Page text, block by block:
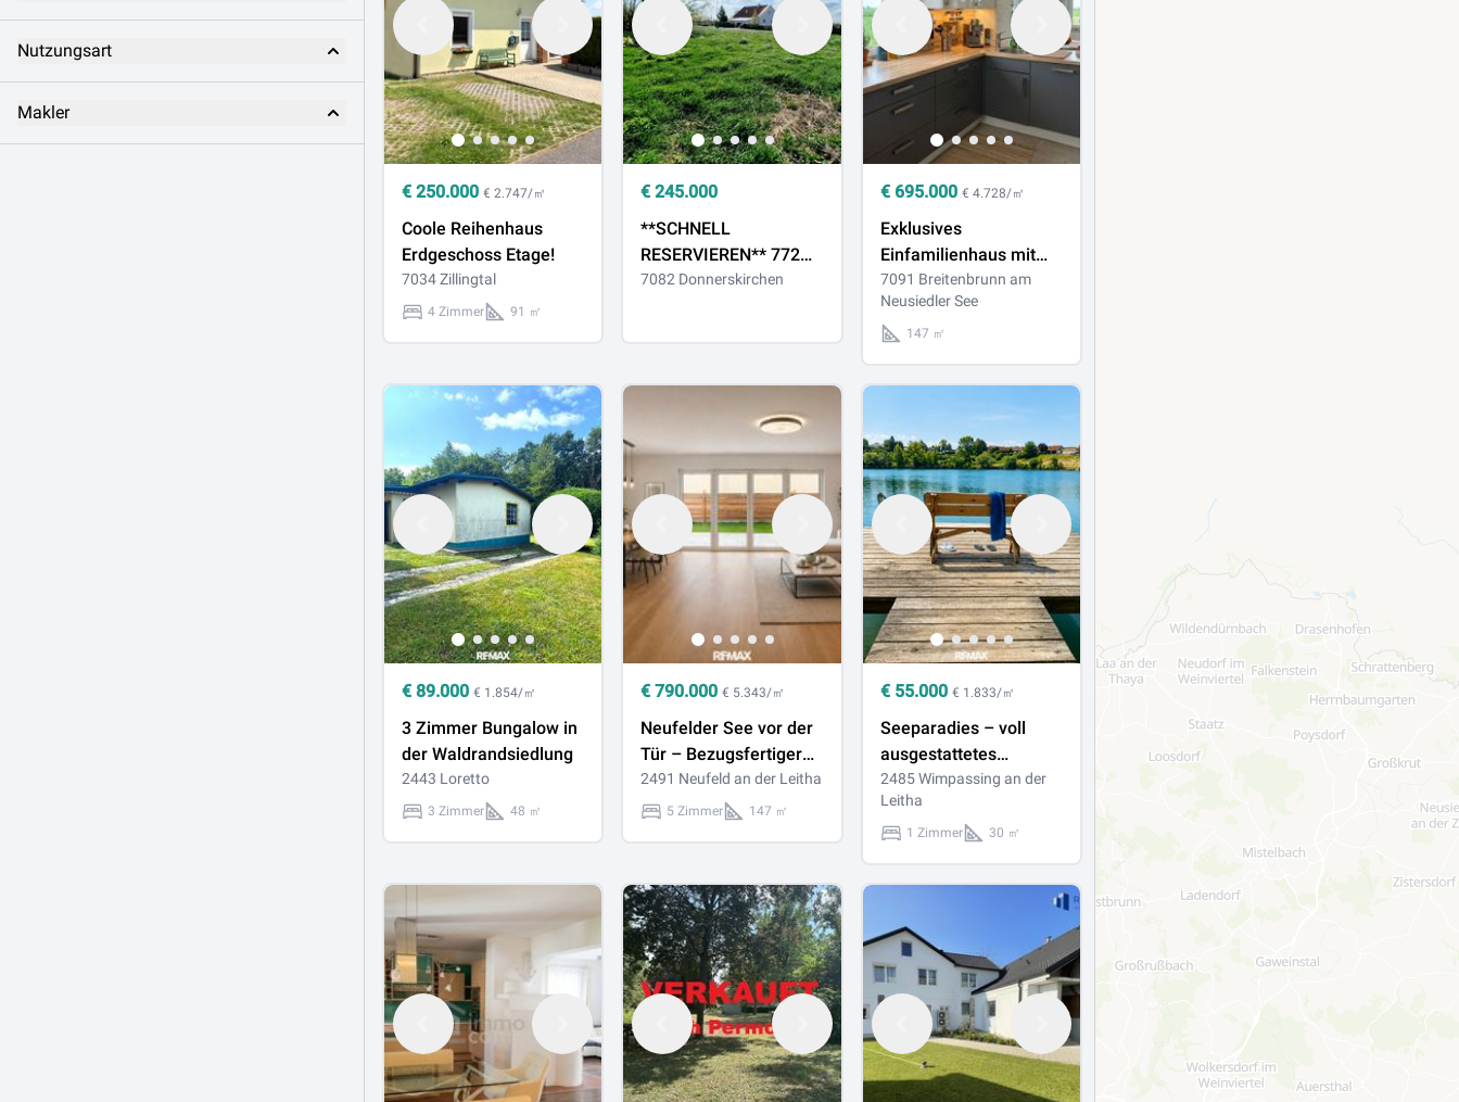
Nutzungsart
Makler
€ 250.000 € 2.747/㎡
Coole Reihenhaus
Erdgeschoss Etage!
7034 Zillingtal
4 Zimmer 91 ㎡
€245.000
**SCHNELL
RESERVIEREN** 772
M² BAUGRUNDSTÜCK
GOLFCLUB
7082 Donnerskirchen
€ 695.000 € 4.728/㎡
Exklusives
Einfamilienhaus mit
Seeblick in
Breitenbrunn am
Neusiedler See
7091 Breitenbrunn am
Neusiedler See
147 ㎡
€ 89.000 € 1.854/㎡
3 Zimmer Bungalow in
der Waldrandsiedlung
2443 Loretto
3 Zimmer 48 ㎡
€790.000 € 5.343/㎡
Neufelder See vor der
Tür – Bezugsfertiger
Erstbezug mit
Eigengarten,
PROVISIONSFREI
2491 Neufeld an der Leitha
5 Zimmer 147 ㎡
€ 55.000 € 1.833/㎡
Seeparadies – voll
ausgestattetes
Mobilheim auf ca. 120
m² Pachtgrund, Garten,
Terrasse
2485 Wimpassing an der
Leitha
1 Zimmer 30 ㎡